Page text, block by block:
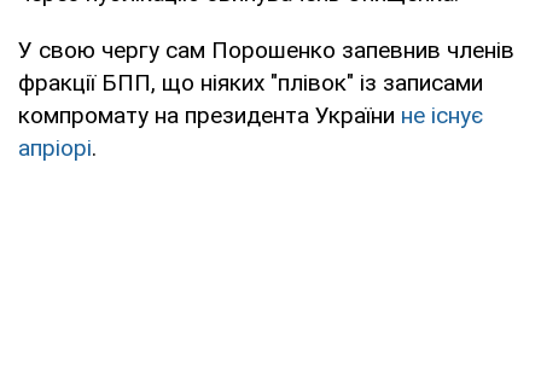
У свою чергу сам Порошенко запевнив членів
фракції БПП, що ніяких "плівок" із записами
компромату на президента України не існує
апріорі.